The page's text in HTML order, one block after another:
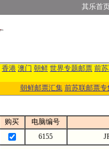
其乐首
香港 澳门 朝鲜 世界专题邮票 前
朝鲜邮票汇集 前苏联邮票专
购买
电脑编号
6155